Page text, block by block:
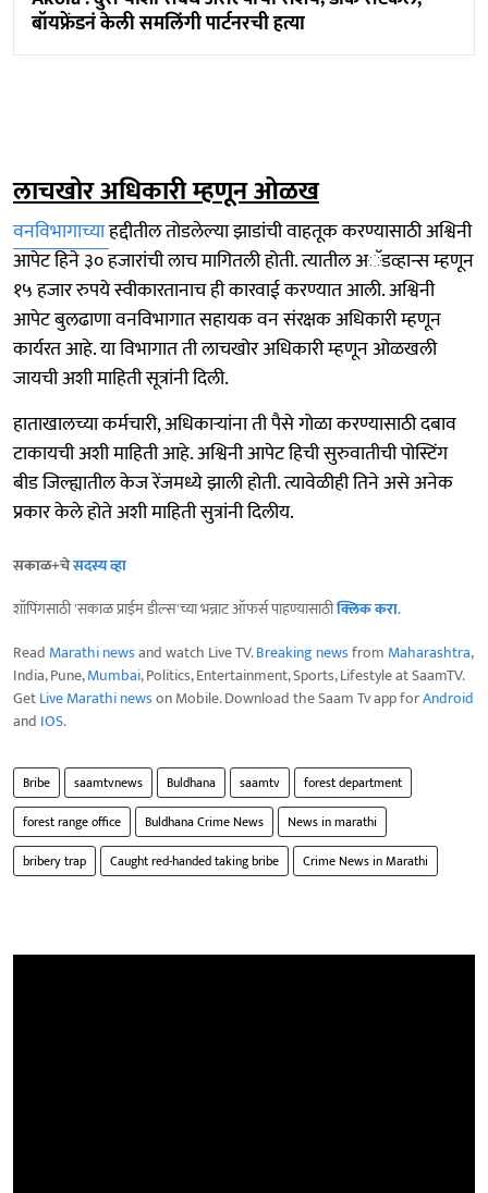
बॉयफ्रेंडनं केली समलिंगी पार्टनरची हत्या
लाचखोर अधिकारी म्हणून ओळख
वनविभागाच्याहद्दीतील तोडलेल्या झाडांची वाहतूक करण्यासाठी अश्विनी
आपेट हिने ३० हजारांची लाच मागितली होती. त्यातील अॅडव्हान्स म्हणून
१५ हजार रुपये स्वीकारतानाच ही कारवाई करण्यात आली. अश्विनी
आपेट बुलढाणा वनविभागात सहायक वन संरक्षक अधिकारी म्हणून
कार्यरत आहे. या विभागात ती लाचखोर अधिकारी म्हणून ओळखली
जायची अशी माहिती सूत्रांनी दिली.
हाताखालच्या कर्मचारी, अधिकाऱ्यांना ती पैसे गोळा करण्यासाठी दबाव
टाकायची अशी माहिती आहे. अश्विनी आपेट हिची सुरुवातीची पोस्टिंग
बीड जिल्ह्यातील केज रेंजमध्ये झाली होती. त्यावेळीही तिने असे अनेक
प्रकार केले होते अशी माहिती सुत्रांनी दिलीय.
सकाळ+चेसदस्य व्हा
शॉपिंगसाठी 'सकाळ प्राईम डील्स'च्या भन्नाट ऑफर्स पाहण्यासाठीक्लिक करा.
Read Marathi newsand watch Live TV.Breaking newsfrom Maharashtra,
India, Pune,Mumbai, Politics, Entertainment, Sports, Lifestyle at SaamTV.
GetLive Marathi newson Mobile. Download the Saam Tv app forAndroid
and IOS.
Bribe saamtvnews Buldhana saamtv
forest department
forest range office
Buldhana Crime News
News in marathi
bribery trap
Caught red-handed taking bribe Crime News in Marathi